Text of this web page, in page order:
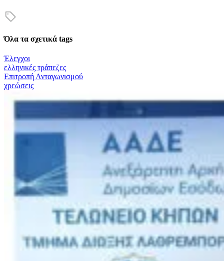
Όλα τα σχετικά tags
Έλεγχοι
ελληνικές τράπεζες
Επιτροπή Ανταγωνισμού
χρεώσεις